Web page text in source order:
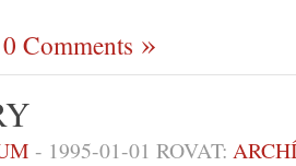
0 Comments
- 1995-01-01 ROVAT: